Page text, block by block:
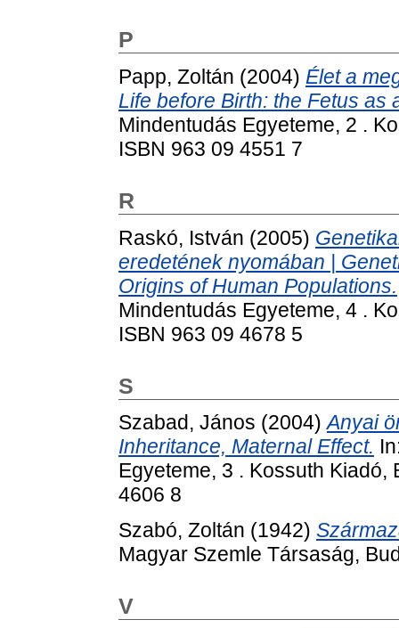
P
Papp, Zoltán (2004) Élet a
Life before Birth: the Fetus as
Mindentudás Egyeteme, 2 .
ISBN 963 09 4551 7
R
Raskó, István (2005)
eredetének nyomában |
Origins of Human Populations.
Mindentudás Egyeteme, 4 .
ISBN 963 09 4678 5
S
Szabad, János (2004)Anyai
Inheritance, Maternal Effect.
Egyeteme, 3 . Kossuth Kiadó,
4606 8
Szabó, Zoltán (1942)
Magyar Szemle Társaság,
V